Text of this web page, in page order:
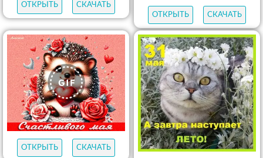
ОТКРЫТЬ
СКАЧАТЬ
ОТКРЫТЬ
СКАЧАТЬ
ОТКРЫТЬ СКАЧАТЬ